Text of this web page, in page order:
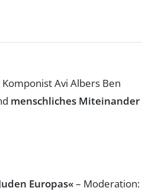
Avi Albers Ben
menschliches Miteinander
Europas«– Moderation: